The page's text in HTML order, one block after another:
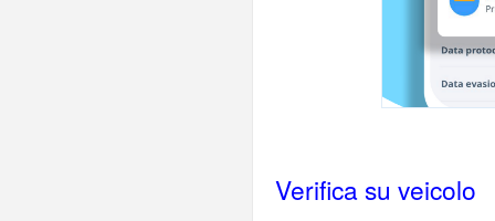
Verifica su veicolo